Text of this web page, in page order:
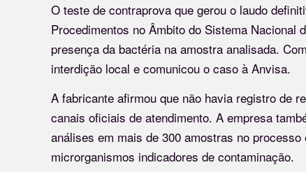
O teste de contraprova que gerou o laudo
Procedimentos no Âmbito do Sistema Nacional
presença da bactéria na amostra analisada.
interdição local e comunicou o caso à Anvisa.
A fabricante afirmou que não havia registro de
canais oficiais de atendimento. A empresa
análises em mais de 300 amostras no
microrganismos indicadores de contaminação.